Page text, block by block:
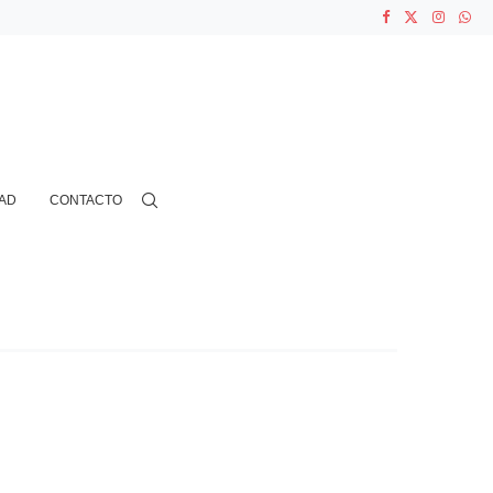
CONTACTO